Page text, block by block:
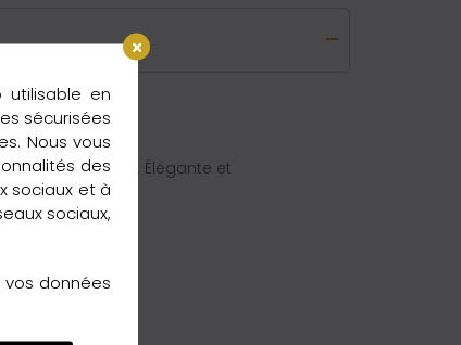
les occasions. Élégante et
utilisable en
sécurisées
Nous vous
des
sociaux et à
sociaux,
données